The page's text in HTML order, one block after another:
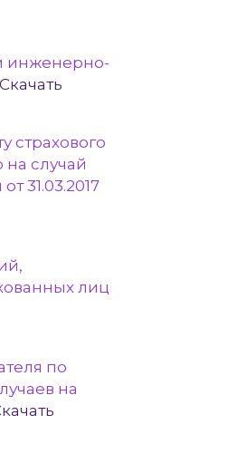
инженерно-
Скачать
страхового
случай
31.03.2017
лиц
по
на